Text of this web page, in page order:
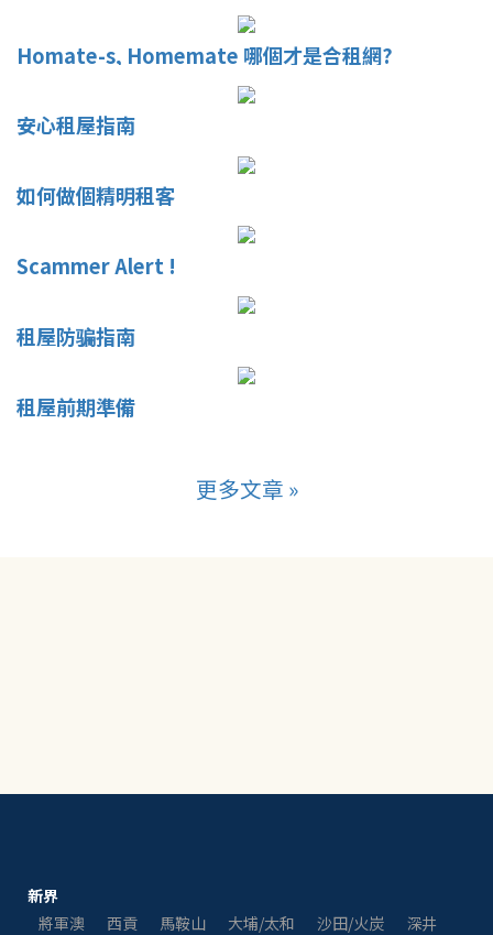
Homate-s, Homemate 哪個才是合租網?
安心租屋指南
如何做個精明租客
Scammer Alert !
租屋防骗指南
租屋前期準備
更多文章 »
新界
將軍澳
西貢 馬鞍山 大埔/太和 沙田/火炭
深井